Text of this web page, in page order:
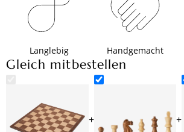
Langlebig Handgemacht
Gleich mitbestellen
+ +